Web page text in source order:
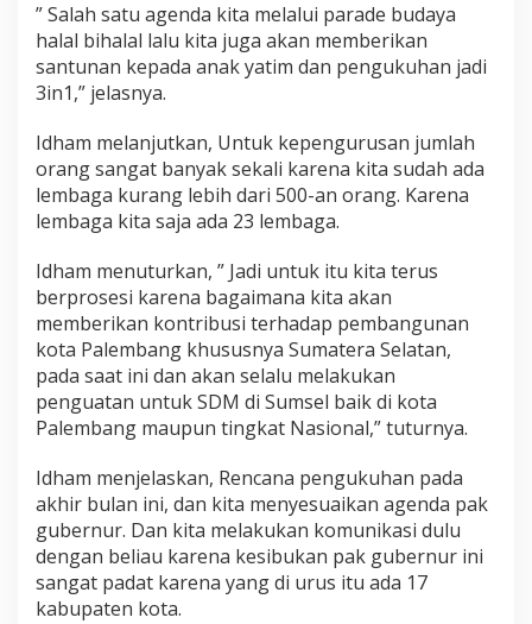
” Salah satu agenda kita melalui parade budaya
halal bihalal lalu kita juga akan memberikan
santunan kepada anak yatim dan pengukuhan jadi
3in1,” jelasnya.
Idham melanjutkan, Untuk kepengurusan jumlah
orang sangat banyak sekali karena kita sudah ada
lembaga kurang lebih dari 500-an orang. Karena
lembaga kita saja ada 23 lembaga.
Idham menuturkan, ” Jadi untuk itu kita terus
berprosesi karena bagaimana kita akan
memberikan kontribusi terhadap pembangunan
kota Palembang khususnya Sumatera Selatan,
pada saat ini dan akan selalu melakukan
penguatan untuk SDM di Sumsel baik di kota
Palembang maupun tingkat Nasional,” tuturnya.
Idham menjelaskan, Rencana pengukuhan pada
akhir bulan ini, dan kita menyesuaikan agenda pak
gubernur. Dan kita melakukan komunikasi dulu
dengan beliau karena kesibukan pak gubernur ini
sangat padat karena yang di urus itu ada 17
kabupaten kota.